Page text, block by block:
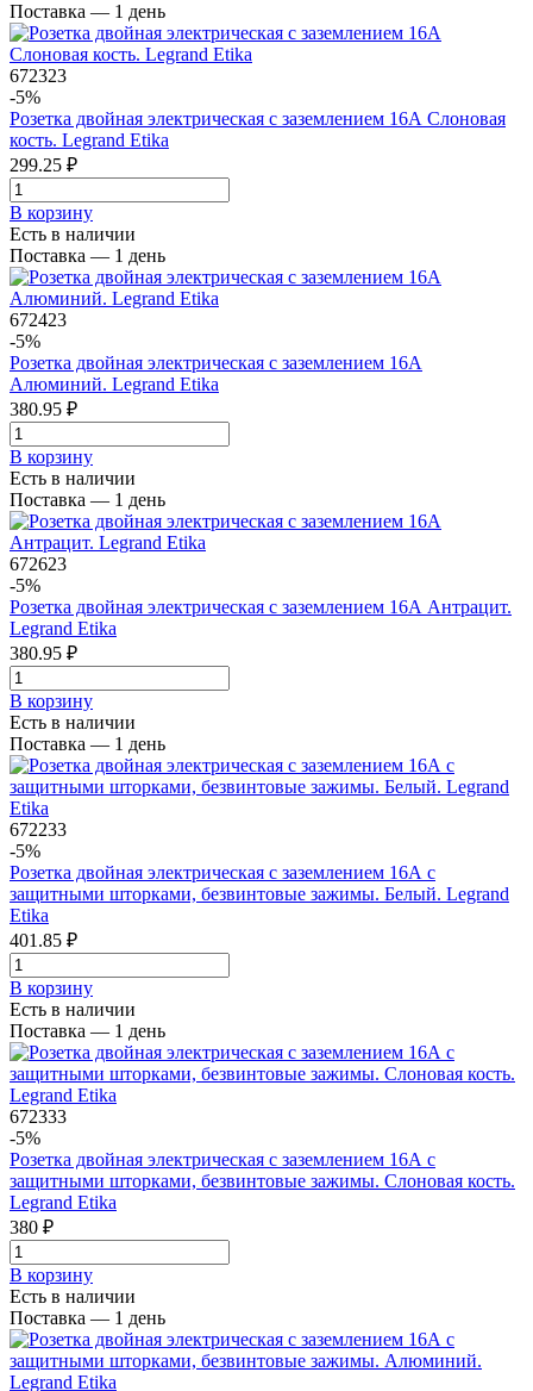
Поставка — 1 день
672323
-5%
Розетка двойная электрическая с заземлением 16А Слоновая
кость. Legrand Etika
299.25 ₽
В корзинy
Есть в наличии
Поставка — 1 день
672423
-5%
Розетка двойная электрическая с заземлением 16А
Алюминий. Legrand Etika
380.95 ₽
В корзинy
Есть в наличии
Поставка — 1 день
672623
-5%
Розетка двойная электрическая с заземлением 16А Антрацит.
Legrand Etika
380.95 ₽
В корзинy
Есть в наличии
Поставка — 1 день
672233
-5%
Розетка двойная электрическая с заземлением 16А с
защитными шторками, безвинтовые зажимы. Белый. Legrand
Etika
401.85 ₽
В корзинy
Есть в наличии
Поставка — 1 день
672333
-5%
Розетка двойная электрическая с заземлением 16А с
защитными шторками, безвинтовые зажимы. Слоновая кость.
Legrand Etika
380 ₽
В корзинy
Есть в наличии
Поставка — 1 день